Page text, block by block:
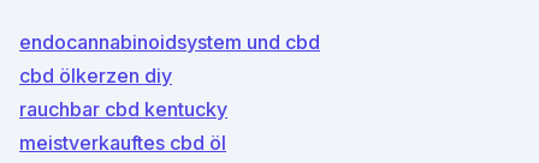
endocannabinoidsystem und cbd
cbd ölkerzen diy
rauchbar cbd kentucky
meistverkauftes cbd öl